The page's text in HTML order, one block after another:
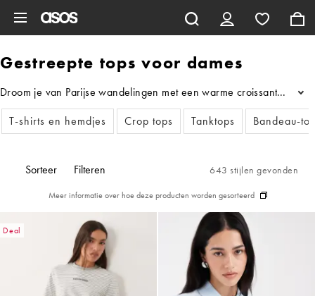
Gestreepte tops voor dames
Droom je van Parijse wandelingen met een warme croissant in
...
T-shirts en hemdjes
Crop tops Tanktops Bandeau-
Sorteer Filteren 643 stijlen gevonden
Meer informatie over hoe deze producten worden gesorteerd
Deal